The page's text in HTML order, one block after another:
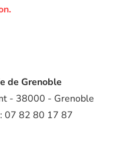
de Grenoble
- 38000 - Grenoble
07 82 80 17 87